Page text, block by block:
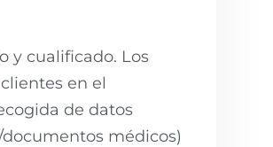
y cualificado. Los
en el
de datos
médicos)